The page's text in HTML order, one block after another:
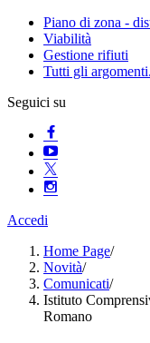
Piano di zona -
Viabilità
Gestione rifiuti
Tutti gli
Seguici su
Accedi
Home Page/
Novità/
Comunicati/
Istituto
Romano